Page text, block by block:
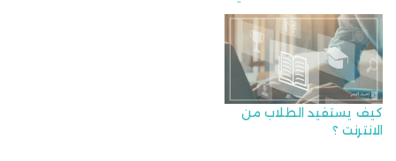
كيف يستفيد الطلاب من
الانترنت ؟